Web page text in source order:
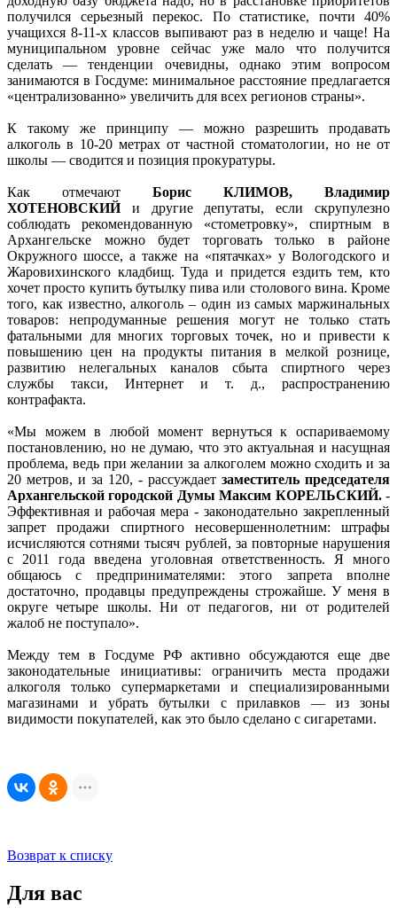
получился серьезный перекос. По статистике, почти 40%
учащихся 8-11-х классов выпивают раз в неделю и чаще! На
муниципальном уровне сейчас уже мало что получится
сделать — тенденции очевидны, однако этим вопросом
занимаются в Госдуме: минимальное расстояние предлагается
«централизованно» увеличить для всех регионов страны».
К такому же принципу — можно разрешить продавать
алкоголь в 10-20 метрах от частной стоматологии, но не от
школы — сводится и позиция прокуратуры.
Как отмечают Борис КЛИМОВ, Владимир
ХОТЕНОВСКИЙи другие депутаты, если скрупулезно
соблюдать рекомендованную «стометровку», спиртным в
Архангельске можно будет торговать только в районе
Окружного шоссе, а также на «пятачках» у Вологодского и
Жаровихинского кладбищ. Туда и придется ездить тем, кто
хочет просто купить бутылку пива или столового вина. Кроме
того, как известно, алкоголь – один из самых маржинальных
товаров: непродуманные решения могут не только стать
фатальными для многих торговых точек, но и привести к
повышению цен на продукты питания в мелкой рознице,
развитию нелегальных каналов сбыта спиртного через
службы такси, Интернет и т. д., распространению
контрафакта.
«Мы можем в любой момент вернуться к оспариваемому
постановлению, но не думаю, что это актуальная и насущная
проблема, ведь при желании за алкоголем можно сходить и за
20 метров, и за 120, - рассуждает заместитель председателя
Архангельской городской Думы Максим КОРЕЛЬСКИЙ.-
Эффективная и рабочая мера - законодательно закрепленный
запрет продажи спиртного несовершеннолетним: штрафы
исчисляются сотнями тысяч рублей, за повторные нарушения
с 2011 года введена уголовная ответственность. Я много
общаюсь с предпринимателями: этого запрета вполне
достаточно, продавцы предупреждены строжайше. У меня в
округе четыре школы. Ни от педагогов, ни от родителей
жалоб не поступало».
Между тем в Госдуме РФ активно обсуждаются еще две
законодательные инициативы: ограничить места продажи
алкоголя только супермаркетами и специализированными
магазинами и убрать бутылки с прилавков — из зоны
видимости покупателей, как это было сделано с сигаретами.
Возврат к списку
Для вас